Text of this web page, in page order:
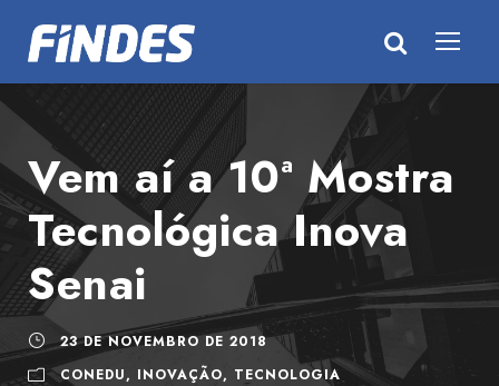
Vem aí a 10ª Mostra
Tecnológica Inova
Senai
23 DE NOVEMBRO DE 2018
CONEDU, INOVAÇÃO, TECNOLOGIA